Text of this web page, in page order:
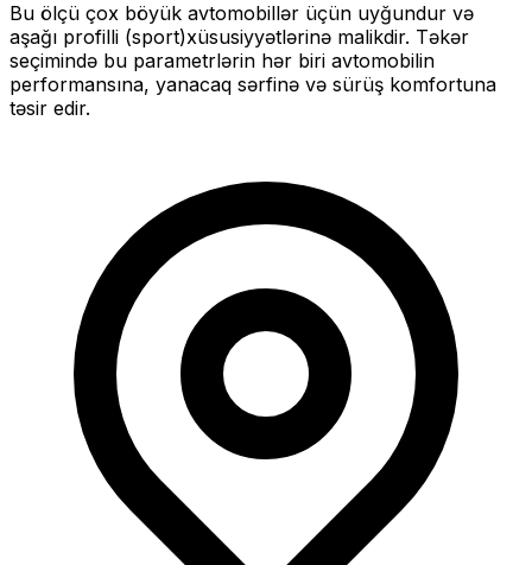
Bu ölçü çox böyük avtomobillər üçün uyğundur və
aşağı profilli (sport)xüsusiyyətlərinə malikdir. Təkər
seçimində bu parametrlərin hər biri avtomobilin
performansına, yanacaq sərfinə və sürüş komfortuna
təsir edir.